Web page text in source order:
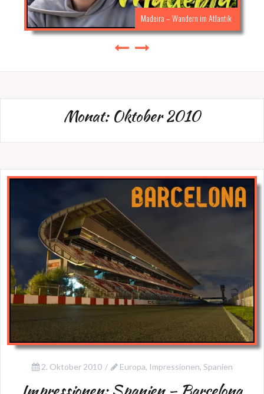
Madeira – Wandern im Atlantik
Monat: Oktober 2010
2. Oktober 2010 Europa, Impressionen, Spanien